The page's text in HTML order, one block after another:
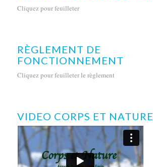
Cliquez pour feuilleter
RÈGLEMENT DE
FONCTIONNEMENT
Cliquez pour feuilleter le règlement
VIDEO CORPS ET NATURE